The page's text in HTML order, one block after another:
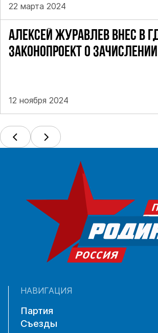
АЛЕКСЕЙ ЖУРАВЛЕВ ВНЕС В
ЗАКОНОПРОЕКТ О
12 ноября 2024
22 марта 2024
НАВИГАЦИЯ
Партия
Съезды